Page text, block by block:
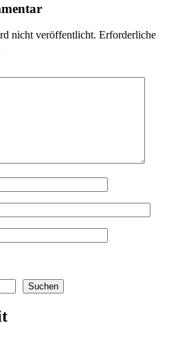
nicht veröffentlicht. Erforderliche
Suchen